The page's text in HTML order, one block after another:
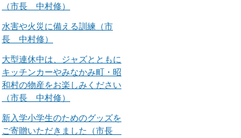
（市長 中村修）
水害や火災に備える訓練（市
長 中村修）
大型連休中は、ジャズとともに
キッチンカーやみなかみ町・昭
和村の物産をお楽しみください
（市長 中村修）
新入学小学生のためのグッズを
ご寄贈いただきました（市長